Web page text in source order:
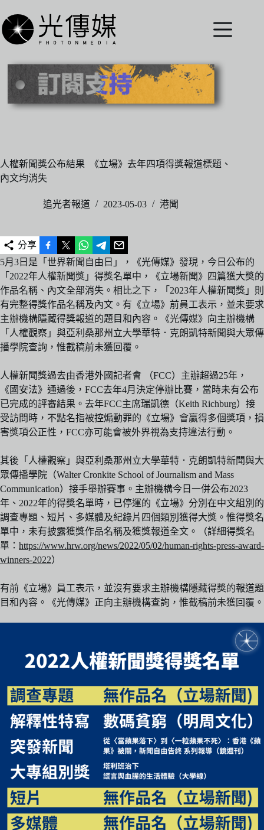
至
主
內
人權新聞獎公布結果 《立場》去年四項得獎報道標題、
內文均消失
追光者報道 2023-05-03 港聞
分享
5月3日是「世界新聞自由日」，《光傳媒》發現，今日公布的
「2022年人權新聞獎」得獎名單中，《立場新聞》四篇獲大獎的
作品名稱、內文全部消失。相比之下，「2023年人權新聞獎」則
有完整得獎作品名稱及內文。有《立場》前員工表示，並未要求
主辦機構隱藏得獎報道的題目和內容。《光傳媒》向主辦機構
「人權觀察」與亞利桑那州立大學華特．克朗凱特新聞與大眾傳
播學院查詢，惟截稿前未獲回覆。
人權新聞獎過去由香港外國記者會 （FCC）主辦超過25年，
《國安法》通過後，FCC去年4月決定停辦比賽，當時未有公布
已完成的評審結果。去年FCC主席瑞凱德（Keith Richburg）接
受訪問時，不點名指被控煽動罪的《立場》會贏得多個獎項，損
害獎項公正性，FCC亦可能會被外界視為支持違法行動。
其後「人權觀察」與亞利桑那州立大學華特．克朗凱特新聞與大
眾傳播學院（Walter Cronkite School of Journalism and Mass
Communication）接手舉辦賽事。主辦機構今日一併公布2023
年、2022年的得獎名單時，已停運的《立場》分別在中文組別的
調查專題、短片、多媒體及紀錄片四個類別獲得大獎。惟得獎名
單中，未有披露獲獎作品名稱及獲獎報道全文。（詳細得獎名
單： https://www.hrw.org/news/2022/05/02/human-rights-press-award-
winners-2022）
有前《立場》員工表示，並沒有要求主辦機構隱藏得獎的報道題
目和內容。《光傳媒》正向主辦機構查詢，惟截稿前未獲回覆。